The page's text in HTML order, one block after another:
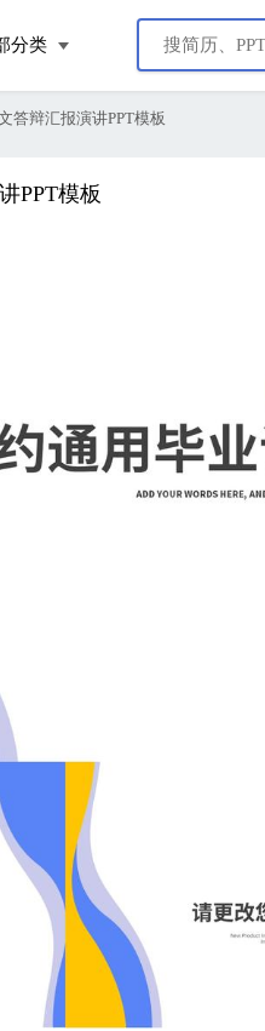
分类
答辩汇报演讲PPT模板
PPT模板